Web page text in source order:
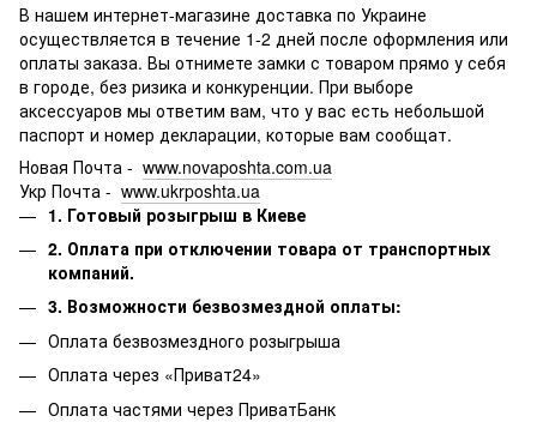
В нашем интернет-магазине доставка по Украине
осуществляется в течение 1-2 дней после оформления или
оплаты заказа. Вы отнимете замки с товаром прямо у себя
в городе, без ризика и конкуренции. При выборе
аксессуаров мы ответим вам, что у вас есть небольшой
паспорт и номер декларации, которые вам сообщат.
Новая Почта - www.novaposhta.com.ua
Укр Почта - www.ukrposhta.ua
1. Готовый розыгрыш в Киеве
2. Оплата при отключении товара от транспортных
компаний.
3. Возможности безвозмездной оплаты:
Оплата безвозмездного розыгрыша
Оплата через «Приват24»
Оплата частями через ПриватБанк